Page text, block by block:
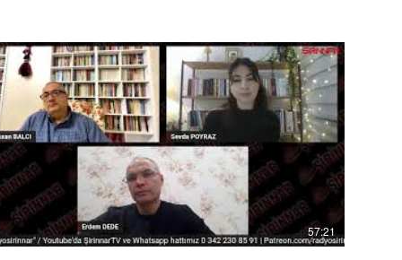
izleyebilirsiniz... Programı Dinlemek için
linkimiz ; https://sirinnar.net/canli-radyo Whatsapp
: 0 342 230 85 91 #şirinnar #şirinnarkitapkulübü
#Barbarınkahkahası #kitapkurdu
57:21